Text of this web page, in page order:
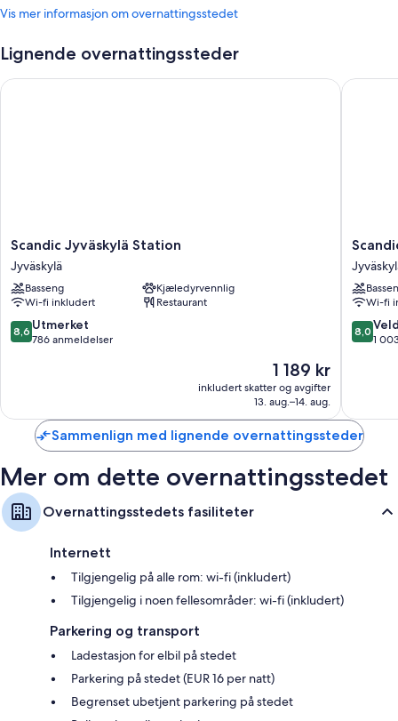
Vis mer informasjon om overnattingsstedet
Lignende overnattingssteder
Scandic
Jyväskylä
Station
Jyväskylä
Scandic Jyväskylä Station
Jyväskylä
Basseng
Kjæledyrvennlig
Wi-fi inkludert
Restaurant
8.6
av
8,6 Utmerket
786 anmeldelser
Prisen
er
1 189 kr
1 189 kr
inkludert skatter og avgifter
13. aug.–14. aug.
Scandic Jyväskylä Station
Scandic
City
Wi-fi
8.0
av
8,0
1
Scandic
Sammenlign med lignende overnattingssteder
Mer om dette overnattingsstedet
Overnattingsstedets fasiliteter
Internett
Tilgjengelig på alle rom: wi-fi (inkludert)
Tilgjengelig i noen fellesområder: wi-fi (inkludert)
Parkering og transport
Ladestasjon for elbil på stedet
Parkering på stedet (EUR 16 per natt)
Begrenset ubetjent parkering på stedet